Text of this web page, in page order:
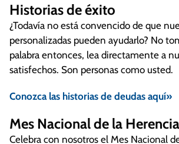
Historias de éxito
¿Todavía no está convencido de que
personalizadas pueden ayudarlo? No
palabra entonces, lea directamente a
satisfechos. Son personas como usted.
Conozca las historias de deudas aquí»
Mes Nacional de la
Celebra con nosotros el Mes Nacional